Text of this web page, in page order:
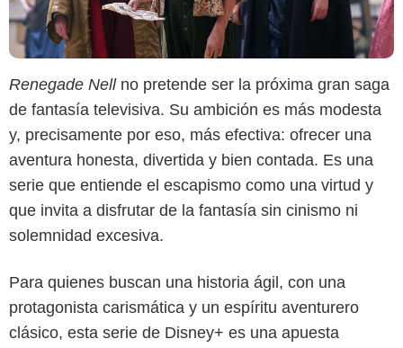
Renegade Nellno pretende ser la próxima gran saga
de fantasía televisiva. Su ambición es más modesta
y, precisamente por eso, más efectiva: ofrecer una
aventura honesta, divertida y bien contada. Es una
serie que entiende el escapismo como una virtud y
que invita a disfrutar de la fantasía sin cinismo ni
solemnidad excesiva.
Para quienes buscan una historia ágil, con una
protagonista carismática y un espíritu aventurero
clásico, esta serie de Disney+ es una apuesta